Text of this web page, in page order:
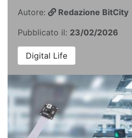
Autore:
Redazione BitCity
Pubblicato il: 23/02/2026
Digital Life